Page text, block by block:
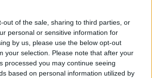
out of the sale, sharing to third parties, or
personal or sensitive information for
by us, please use the below opt-out
your selection. Please note that after your
processed you may continue seeing
based on personal information utilized by
Alpha Βank
που εξαγοράστηκε το
ΑΧΑ και πήρε το τωρινό της
έχει πολυετή συνεργασία με την
της στον τομέα του bankassurance.